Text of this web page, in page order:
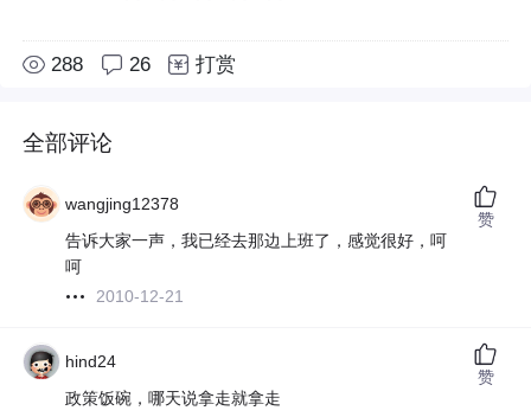
288 26 打赏
全部评论
wangjing12378
告诉大家一声，我已经去那边上班了，感觉很好，呵
呵
2010-12-21
赞
hind24
政策饭碗，哪天说拿走就拿走
赞